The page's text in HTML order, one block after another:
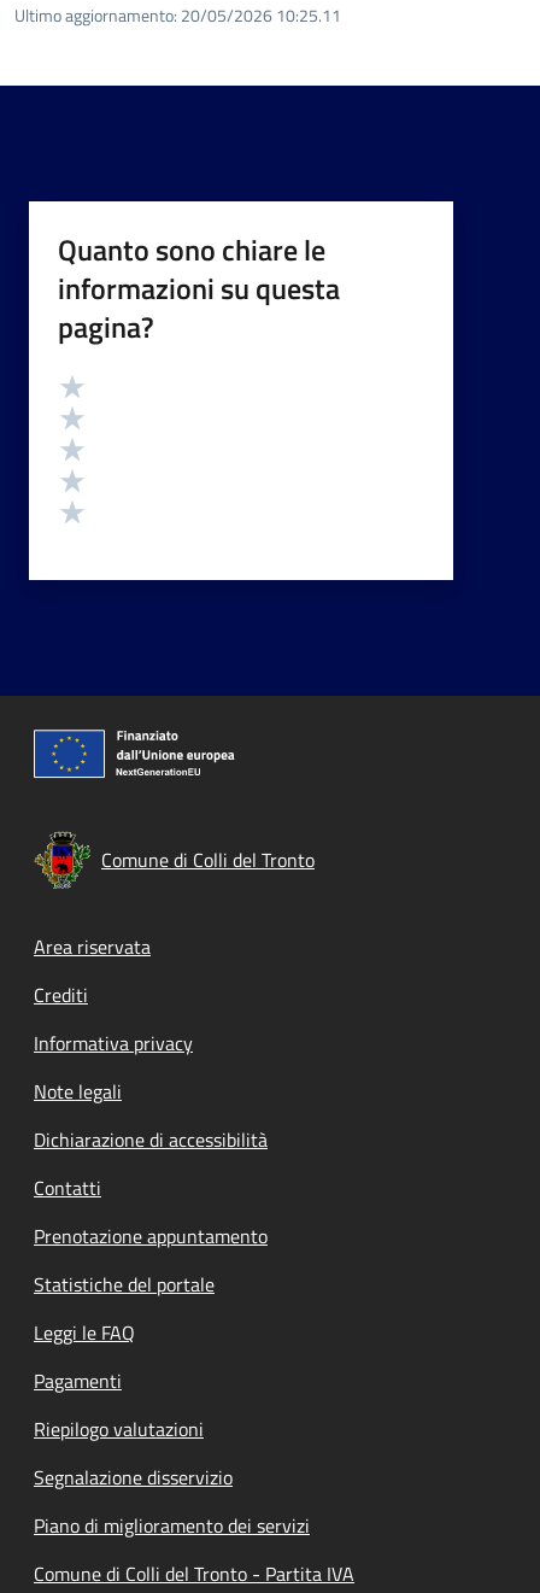
Ultimo aggiornamento: 20/05/2026 10:25.11
Quanto sono chiare le
informazioni su questa
pagina?
Valutazione
Comune di Colli del Tronto
Footer menu
Area riservata
Crediti
Informativa privacy
Note legali
Dichiarazione di accessibilità
Contatti
Prenotazione appuntamento
Statistiche del portale
Leggi le FAQ
Pagamenti
Riepilogo valutazioni
Segnalazione disservizio
Piano di miglioramento dei servizi
Comune di Colli del Tronto - Partita IVA